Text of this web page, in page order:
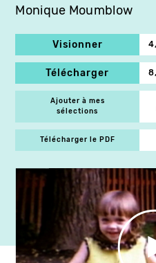
Monique Moumblow
Visionner
Télécharger
Ajouter à mes
sélections
Télécharger le PDF